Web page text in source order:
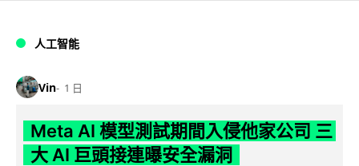
人工智能
Vin 1 日
Meta AI 模型測試期間入侵他家公司 三
大 AI 巨頭接連曝安全漏洞